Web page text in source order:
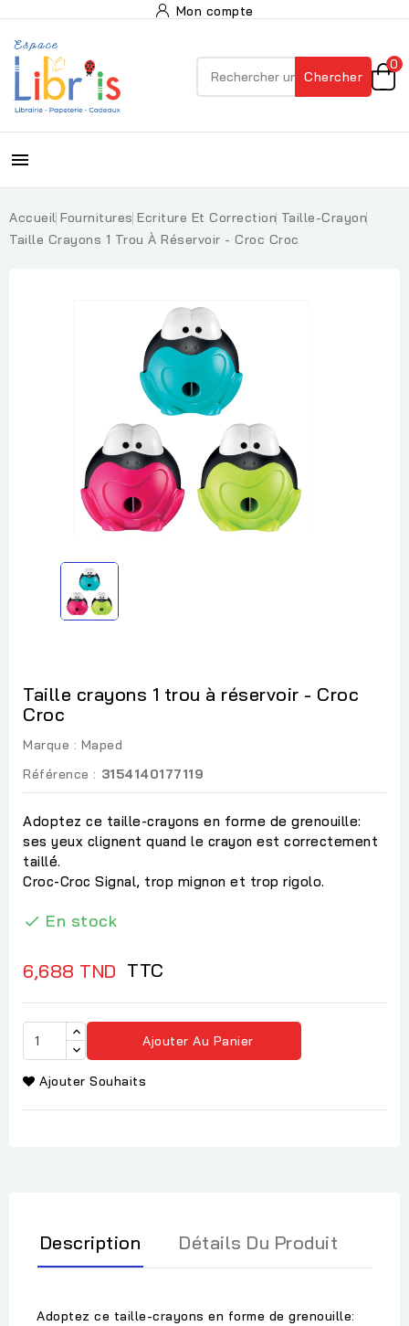
Mon compte
Chercher
0

Accueil Fournitures Ecriture Et Correction Taille-Crayon
Taille Crayons 1 Trou À Réservoir - Croc Croc
Taille crayons 1 trou à réservoir - Croc
Croc
Marque : Maped
Référence : 3154140177119
Adoptez ce taille-crayons en forme de grenouille:
ses yeux clignent quand le crayon est correctement
taillé.
Croc-Croc Signal, trop mignon et trop rigolo.
 En stock
6,688 TND TTC
Ajouter Au Panier
Ajouter Souhaits
Description Détails Du Produit
Adoptez ce taille-crayons en forme de grenouille: